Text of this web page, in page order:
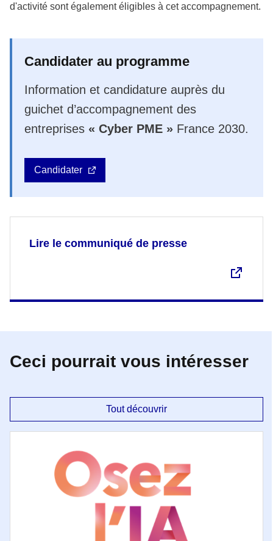
d'activité sont également éligibles à cet accompagnement.
Candidater au programme
Information et candidature auprès du
guichet d’accompagnement des
entreprises « Cyber PME » France 2030.
Candidater
Lire le communiqué de presse
Ceci pourrait vous intéresser
Tout découvrir